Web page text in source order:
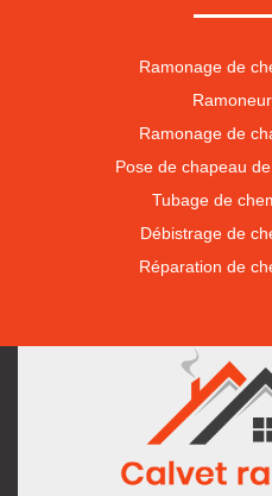
Ramonage de
Ramonage de
Pose de chapeau
Tubage de
Débistrage de
Réparation de